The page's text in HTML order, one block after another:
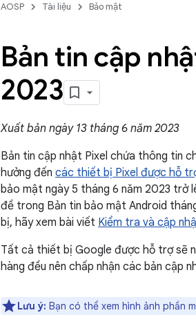
AOSP Tài liệu Bảo mật
Bản tin cập
2023
Xuất bản ngày 13 tháng 6 năm 2023
Bản tin cập nhật Pixel chứa thông tin
hưởng đến các thiết bị Pixel được hỗ
bảo mật ngày 5 tháng 6 năm 2023 trở
đề trong Bản tin bảo mật Android
bị, hãy xem bài viết Kiểm tra và cập
Tất cả thiết bị Google được hỗ trợ sẽ
hàng đều nên chấp nhận các bản cập
Lưu ý: Bạn có thể xem hình ảnh phần